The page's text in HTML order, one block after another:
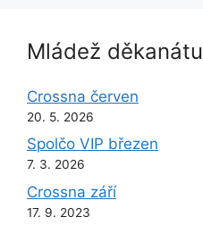
Mládež děkanátu
Crossna červen
20. 5. 2026
Spolčo VIP březen
7. 3. 2026
Crossna září
17. 9. 2023